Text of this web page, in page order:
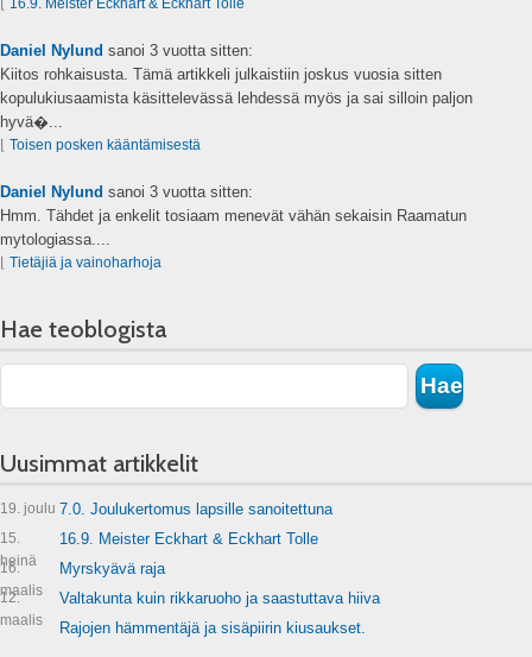
Daniel Nylund sanoi 3 vuotta sitten:
Kiitos rohkaisusta. Tämä artikkeli julkaistiin joskus vuosia sitten
kopulukiusaamista käsittelevässä lehdessä myös ja sai silloin paljon
hyvä�...
⌊ Toisen posken kääntämisestä
Daniel Nylund sanoi 3 vuotta sitten:
Hmm. Tähdet ja enkelit tosiaam menevät vähän sekaisin Raamatun
mytologiassa....
⌊ Tietäjiä ja vainoharhoja
Hae teoblogista
Uusimmat artikkelit
19. joulu 7.0. Joulukertomus lapsille sanoitettuna
15.
heinä
16.9. Meister Eckhart & Eckhart Tolle
16.
maalis
Myrskyävä raja
12.
maalis
Valtakunta kuin rikkaruoho ja saastuttava hiiva
Rajojen hämmentäjä ja sisäpiirin kiusaukset.